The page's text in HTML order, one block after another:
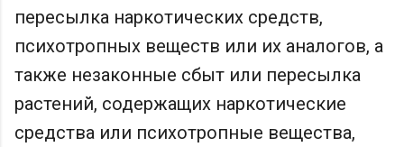
пересылка наркотических средств,
психотропных веществ или их аналогов, а
также незаконные сбыт или пересылка
растений, содержащих наркотические
средства или психотропные вещества,